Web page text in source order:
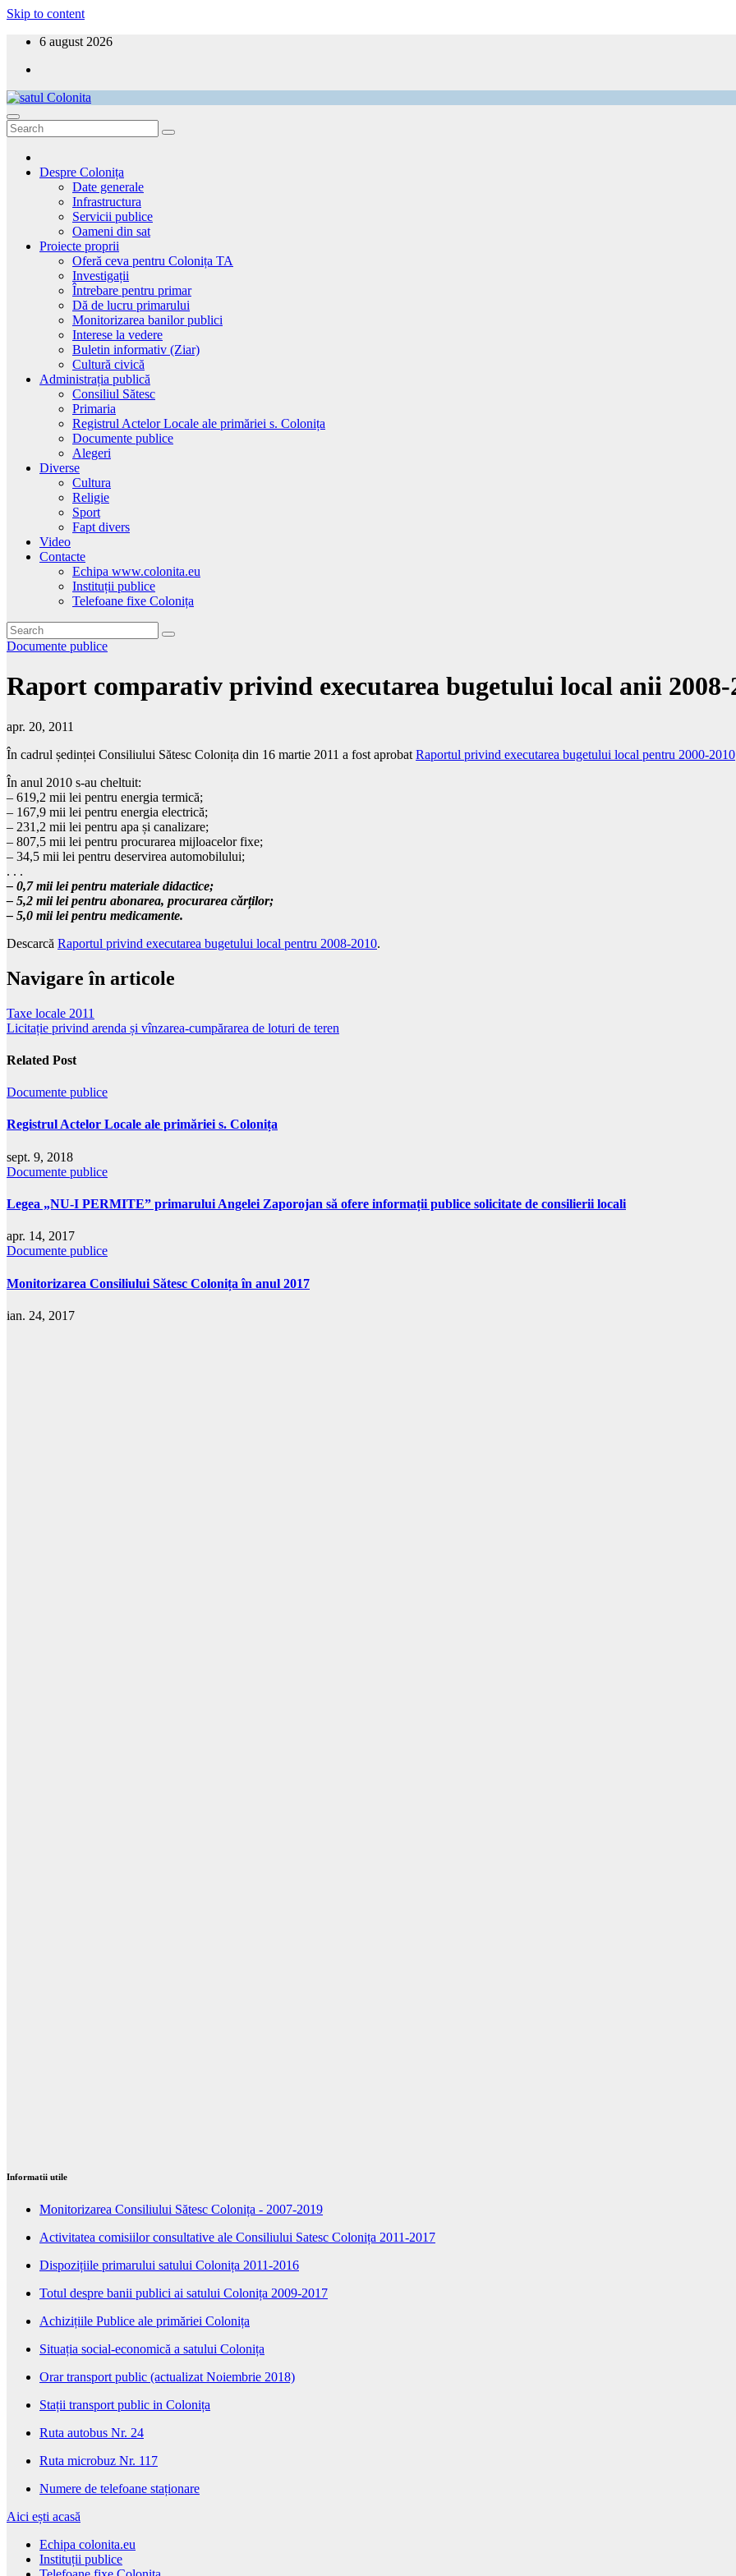
Skip to content
6 august 2026
satul Colonita
Aici ești acasă!
Despre Colonița
Date generale
Infrastructura
Servicii publice
Oameni din sat
Proiecte proprii
Oferă ceva pentru Colonița TA
Investigații
Întrebare pentru primar
Dă de lucru primarului
Monitorizarea banilor publici
Interese la vedere
Buletin informativ (Ziar)
Cultură civică
Administrația publică
Consiliul Sătesc
Primaria
Registrul Actelor Locale ale primăriei s. Colonița
Documente publice
Alegeri
Diverse
Cultura
Religie
Sport
Fapt divers
Video
Contacte
Echipa www.colonita.eu
Instituții publice
Telefoane fixe Colonița
Documente publice
Raport comparativ privind executarea bugetului local anii 2008-
apr. 20, 2011
În cadrul ședinței Consiliului Sătesc Colonița din 16 martie 2011 a fost aprobat Raportul privind executarea bugetului local pentru 2000-2010
În anul 2010 s-au cheltuit:
– 619,2 mii lei pentru energia termică;
– 167,9 mii lei pentru energia electrică;
– 231,2 mii lei pentru apa și canalizare;
– 807,5 mii lei pentru procurarea mijloacelor fixe;
– 34,5 mii lei pentru deservirea automobilului;
. . .
– 0,7 mii lei pentru materiale didactice;
– 5,2 mii lei pentru abonarea, procurarea cărților;
– 5,0 mii lei pentru medicamente.
Descarcă Raportul privind executarea bugetului local pentru 2008-2010.
Navigare în articole
Taxe locale 2011
Licitație privind arenda și vînzarea-cumpărarea de loturi de teren
Related Post
Documente publice
Registrul Actelor Locale ale primăriei s. Colonița
sept. 9, 2018
Documente publice
Legea „NU-I PERMITE” primarului Angelei Zaporojan să ofere informații publice solicitate de consilierii locali
apr. 14, 2017
Documente publice
Monitorizarea Consiliului Sătesc Colonița în anul 2017
ian. 24, 2017
Informatii utile
Monitorizarea Consiliului Sătesc Colonița - 2007-2019
Activitatea comisiilor consultative ale Consiliului Satesc Colonița 2011-2017
Dispozițiile primarului satului Colonița 2011-2016
Totul despre banii publici ai satului Colonița 2009-2017
Achizițiile Publice ale primăriei Colonița
Situația social-economică a satului Colonița
Orar transport public (actualizat Noiembrie 2018)
Stații transport public in Colonița
Ruta autobus Nr. 24
Ruta microbuz Nr. 117
Numere de telefoane staționare
Aici ești acasă
Echipa colonita.eu
Instituții publice